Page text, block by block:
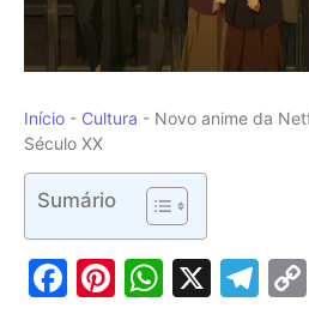
Início - Cultura - Novo anime da
Século XX
Sumário
Facebook
Pinterest
X